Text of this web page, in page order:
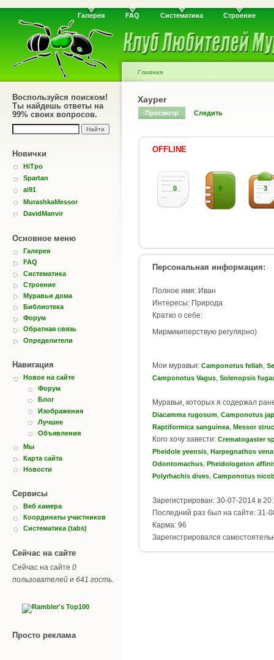
Галерея FAQ Систематика Строение
Воспользуйся поиском!
Ты найдешь ответы на
99% своих вопросов.
Новички
HiTpo
Spartan
ai91
MurashkaMessor
DavidManvir
Основное меню
Галерея
FAQ
Систематика
Строение
Муравьи дома
Библиотека
Форум
Обратная связь
Определители
Навигация
Новое на сайте
Форум
Блог
Изображения
Лучшее
Объявления
Мы
Карта сайта
Новости
Сервисы
Веб камера
Координаты участников
Систематика (tabs)
Сейчас на сайте
Сейчас на сайте 0
пользователей и 641 гость.
Просто реклама
Главная
Xayper
Просмотр Следить
OFFLINE
0 9 3
Персональная информация:
Полное имя: Иван
Интересы: Природа
Кратко о себе:
Мирмикиперствую регулярно)
Мои муравьи: Camponotus fellah
Camponotus Vagus Solenopsis
Муравьи, которых я содержал
Diacamma rugosum Camponotus
Raptiformica sanguinea Messor
Кого хочу завести: Crematogaster
Pheidole yeensis Harpegnathos
Odontomachus Pheidologeton
Polyrhachis dives Camponotus
Зарегистрирован: 30-07-2014 в
Последний раз был на сайте: 31-
Карма: 96
Зарегистрировался